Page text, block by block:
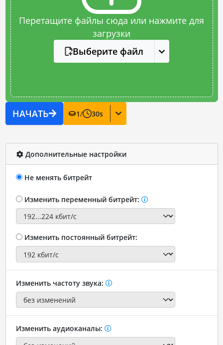
Перетащите файлы сюда или нажмите для
загрузки
Выберите файл
НАЧАТЬ 1/ 30s
Дополнительные настройки
Не менять битрейт
Изменить переменный битрейт:
Изменить постоянный битрейт:
Изменить частоту звука:
Изменить аудиоканалы: